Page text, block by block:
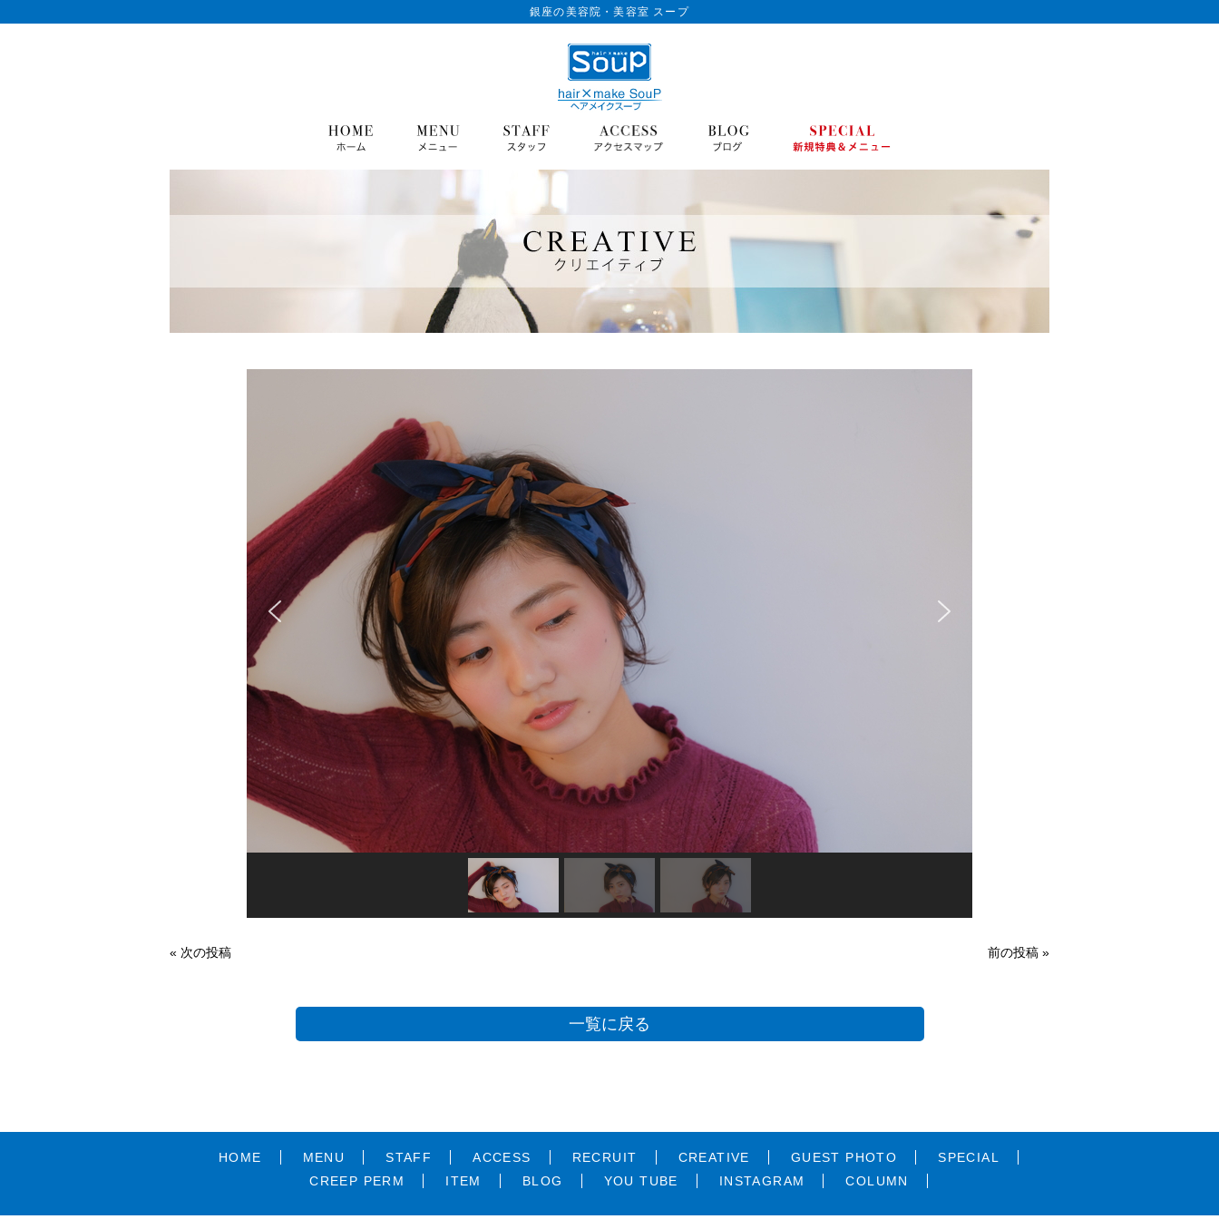
銀座の美容院・美容室 スープ
« 次の投稿 前の投稿 »
一覧に戻る
HOME MENU STAFF ACCESS RECRUIT CREATIVE GUEST PHOTO
SPECIAL
CREEP PERM
ITEM BLOG YOU TUBE INSTAGRAM COLUMN